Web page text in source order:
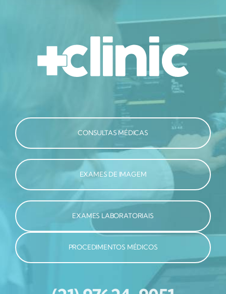
CONSULTAS MÉDICAS
EXAMES DE IMAGEM
EXAMES LABORATORIAIS
PROCEDIMENTOS MÉDICOS